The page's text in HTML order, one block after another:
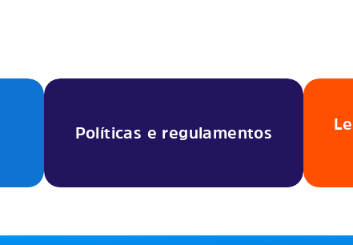
Políticas e regulamentos